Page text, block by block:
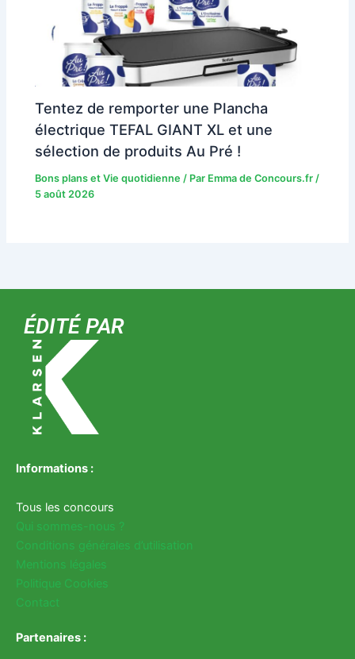
Tentez de remporter une Plancha
électrique TEFAL GIANT XL et une
sélection de produits Au Pré !
Bons plans et Vie quotidienne / Par Emma de Concours.fr/
5 août 2026
ÉDITÉ PAR
Informations :
Tous les concours
Qui sommes-nous ?
Conditions générales d’utilisation
Mentions légales
Politique Cookies
Contact
Partenaires :